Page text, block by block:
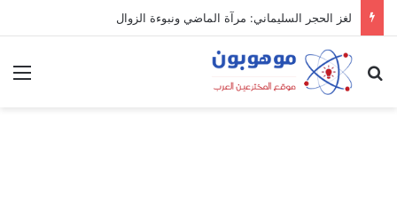
لغز الحجر السليماني: مرآة الماضي ونبوءة الزوال
بحث عن